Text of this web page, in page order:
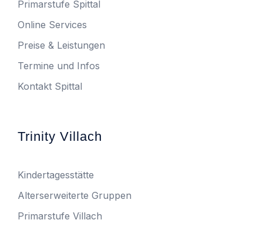
Primarstufe Spittal
Online Services
Preise & Leistungen
Termine und Infos
Kontakt Spittal
Trinity Villach
Kindertagesstätte
Alterserweiterte Gruppen
Primarstufe Villach